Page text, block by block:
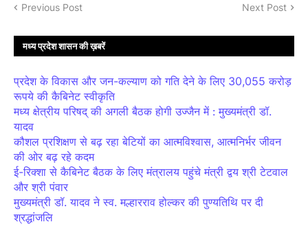
Previous Post Next Post
मध्य प्रदेश शासन की ख़बरें
प्रदेश के विकास और जन-कल्याण को गति देने के लिए 30,055 करोड़
रूपये की कैबिनेट स्वीकृति
मध्य क्षेत्रीय परिषद् की अगली बैठक होगी उज्जैन में : मुख्यमंत्री डॉ.
यादव
कौशल प्रशिक्षण से बढ़ रहा बेटियों का आत्मविश्वास, आत्मनिर्भर जीवन
की ओर बढ़ रहे कदम
ई-रिक्शा से कैबिनेट बैठक के लिए मंत्रालय पहुंचे मंत्री द्वय श्री टेटवाल
और श्री पंवार
मुख्यमंत्री डॉ. यादव ने स्व. मल्हारराव होल्कर की पुण्यतिथि पर दी
श्रद्धांजलि